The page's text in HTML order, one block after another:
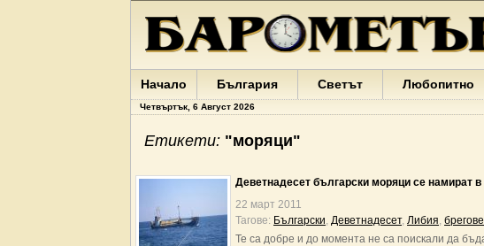
Начало България Светът Любопитно
Четвъртък, 6 Август 2026
Етикети: "моряци"
Деветнадесет български моряци се намират
22 март 2011
Тагове: Български, Деветнадесет, Либия, брегове
Те са добре и до момента не са поискали да